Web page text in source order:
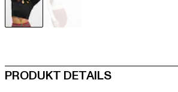
PRODUKT DETAILS